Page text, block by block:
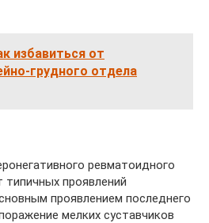
избавиться от
грудного отдела
ревматоидного
проявлений
проявлением последнего
мелких суставчиков